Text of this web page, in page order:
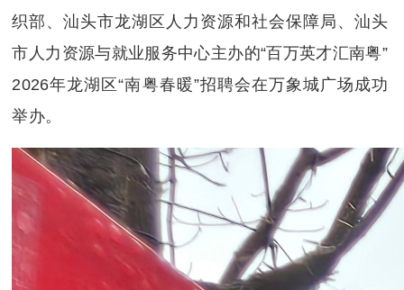
织部、汕头市龙湖区人力资源和社会保障局、汕头
市人力资源与就业服务中心主办的“百万英才汇南粤”
2026年龙湖区“南粤春暖”招聘会在万象城广场成功
举办。